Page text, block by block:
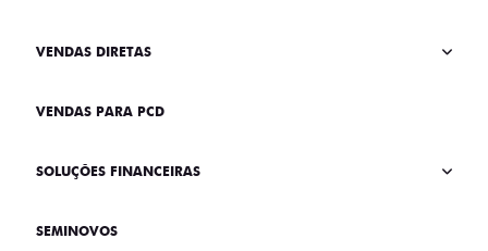
VENDAS DIRETAS
VENDAS PARA PCD
SOLUÇÕES FINANCEIRAS
SEMINOVOS